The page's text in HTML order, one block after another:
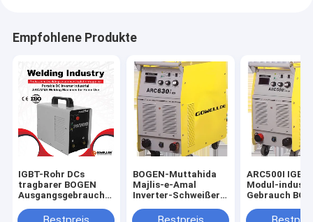
Empfohlene Produkte
IGBT-Rohr DCs
tragbarer BOGEN
Ausgangsgebrauch
Schweißgerät-
BOGEN-Muttahida
Majlis-e-Amal
Inverter-Schweißer
IGBT
ARC500I
Modul-
Gebrauch
Amal